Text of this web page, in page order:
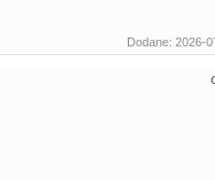
Dodane: 2026-